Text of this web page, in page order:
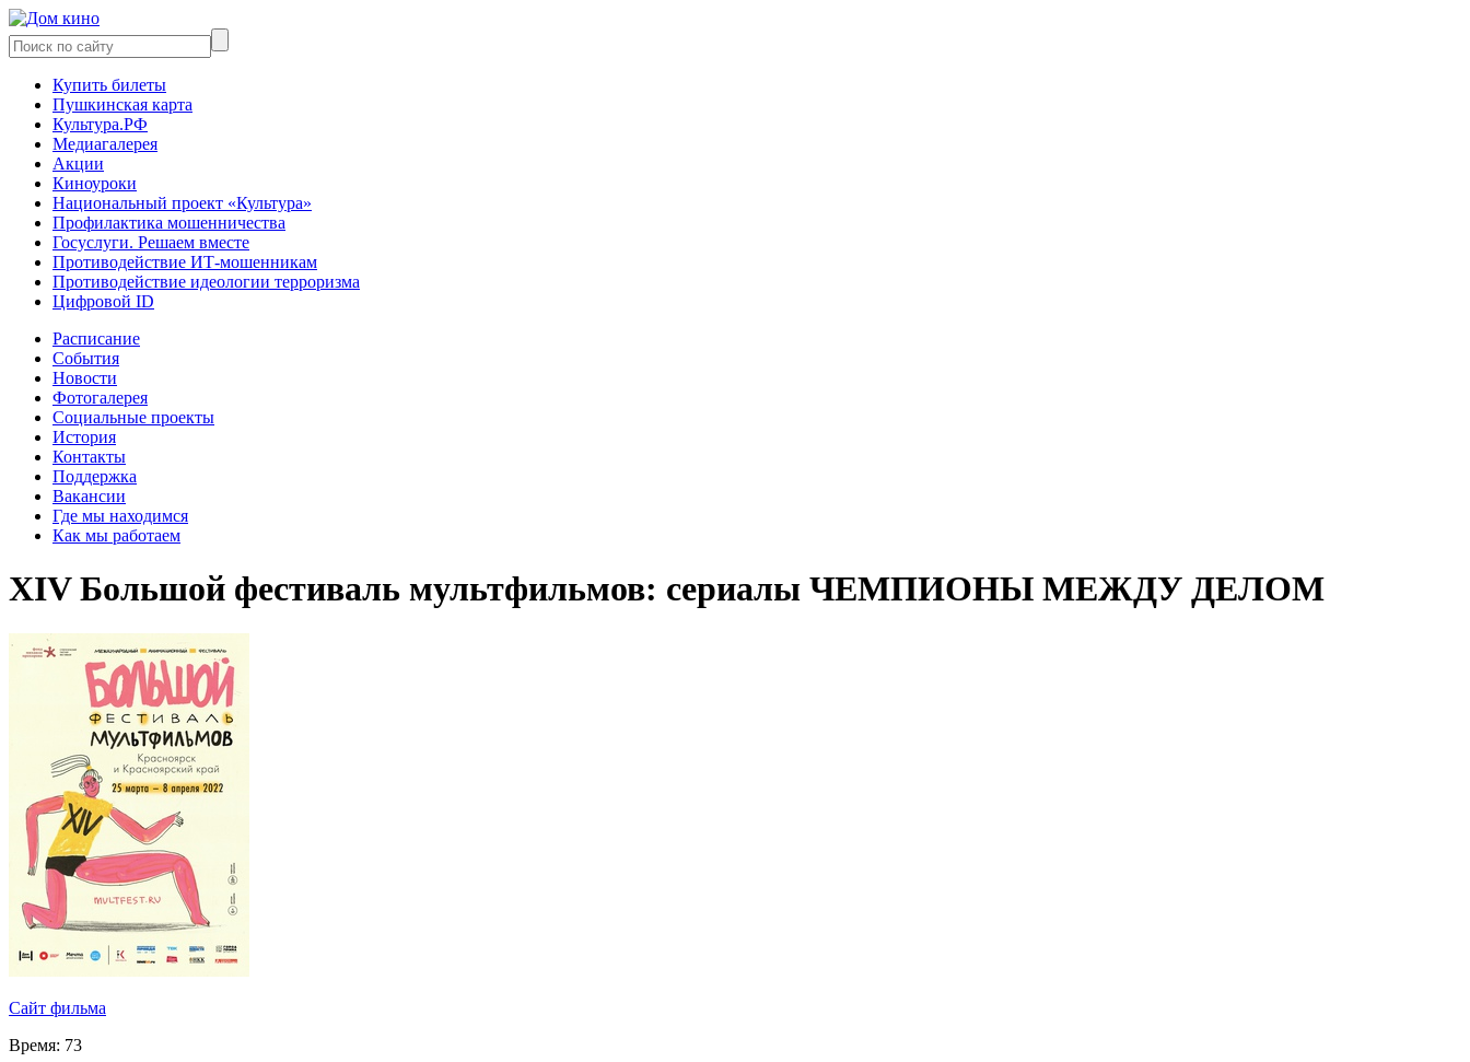
Купить билеты
Пушкинская карта
Культура.РФ
Медиагалерея
Акции
Киноуроки
Национальный проект «Культура»
Профилактика мошенничества
Госуслуги. Решаем вместе
Противодействие ИТ-мошенникам
Противодействие идеологии терроризма
Цифровой ID
Расписание
События
Новости
Фотогалерея
Социальные проекты
История
Контакты
Поддержка
Вакансии
Где мы находимся
Как мы работаем
XIV ​Большой фестиваль мультфильмов: сериалы ЧЕМПИОНЫ МЕЖДУ ДЕЛОМ
Сайт фильма
Время: 73